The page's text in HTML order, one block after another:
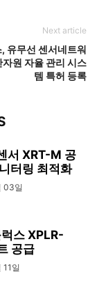
Next article
유무선 센서네트워
자원 자율 관리 시스
템 특허 등록
서 XRT-M 공
터링 최적화
03일
스 XPLR-
공급
일